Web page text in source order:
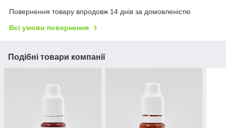
Повернення товару впродовж 14 днів за домовленістю
Всі умови повернення
Подібні товари компанії